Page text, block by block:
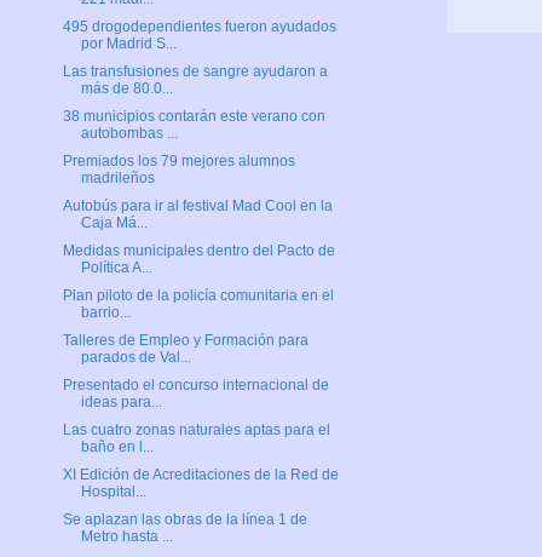
495 drogodependientes fueron ayudados
por Madrid S...
Las transfusiones de sangre ayudaron a
más de 80.0...
38 municipios contarán este verano con
autobombas ...
Premiados los 79 mejores alumnos
madrileños
Autobús para ir al festival Mad Cool en la
Caja Má...
Medidas municipales dentro del Pacto de
Política A...
Plan piloto de la policía comunitaria en el
barrio...
Talleres de Empleo y Formación para
parados de Val...
Presentado el concurso internacional de
ideas para...
Las cuatro zonas naturales aptas para el
baño en l...
XI Edición de Acreditaciones de la Red de
Hospital...
Se aplazan las obras de la línea 1 de
Metro hasta ...